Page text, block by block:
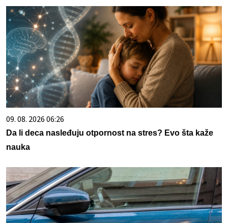
09. 08. 2026 06:26
Da li deca nasleđuju otpornost na stres? Evo šta kaže
nauka